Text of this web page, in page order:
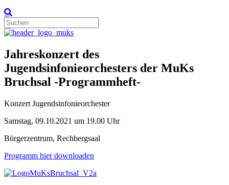
Jahreskonzert des
Jugendsinfonieorchesters der MuKs
Bruchsal -Programmheft-
Konzert Jugendsinfonieorchester
Samstag, 09.10.2021 um 19.00 Uhr
Bürgerzentrum, Rechbergsaal
Programm hier downloaden